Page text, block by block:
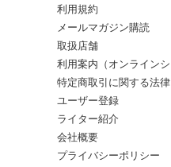
利用規約
メールマガジン購読
取扱店舗
利用案内（オンラインシ
特定商取引に関する法
ユーザー登録
ライター紹介
会社概要
プライバシーポリシー